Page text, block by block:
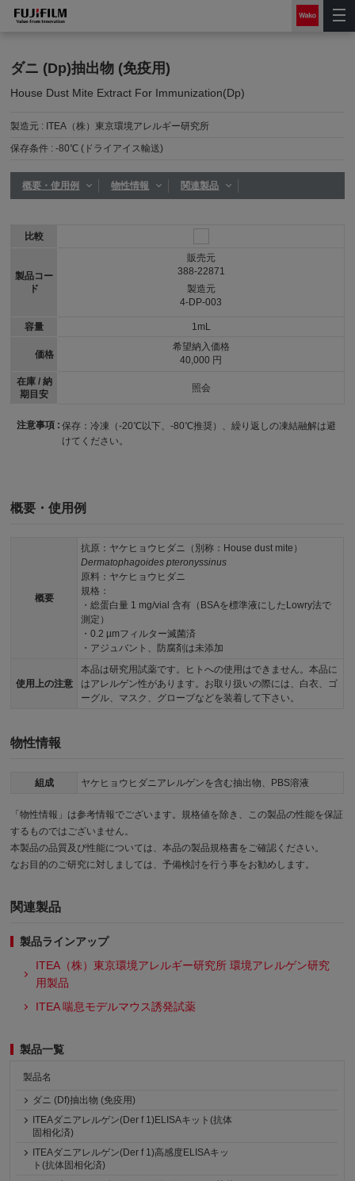
ダニ (Dp)抽出物 (免疫用)
House Dust Mite Extract For Immunization(Dp)
製造元 : ITEA（株）東京環境アレルギー研究所
保存条件 :-80℃ (ドライアイス輸送)
概要・使用例 物性情報 関連製品
比較
製品コー
ド
容量
価格
在庫 / 納
期目安
販売元
388-22871
製造元
4-DP-003
1mL
希望納入価格
40,000 円
照会
注意事項 : 保存：冷凍（-20℃以下、-80℃推奨）、繰り返しの凍結融解は避
けてください。
概要・使用例
概要
抗原：ヤケヒョウヒダニ（別称：House dust mite）
Dermatophagoides pteronyssinus
原料：ヤケヒョウヒダニ
規格：
・総蛋白量 1 mg/vial 含有（BSAを標準液にしたLowry法で
測定）
・0.2 µmフィルター滅菌済
・アジュバント、防腐剤は未添加
使用上の注意
本品は研究用試薬です。ヒトへの使用はできません。本品に
はアレルゲン性があります。お取り扱いの際には、白衣、ゴ
ーグル、マスク、グローブなどを装着して下さい。
物性情報
組成 ヤケヒョウヒダニアレルゲンを含む抽出物、PBS溶液
「物性情報」は参考情報でございます。規格値を除き、この製品の性能を保証
するものではございません。
本製品の品質及び性能については、本品の製品規格書をご確認ください。
なお目的のご研究に対しましては、予備検討を行う事をお勧めします。
関連製品
製品ラインアップ
ITEA（株）東京環境アレルギー研究所 環境アレルゲン研究
用製品
ITEA 喘息モデルマウス誘発試薬
製品一覧
製品名
ダニ (Df)抽出物 (免疫用)
ITEAダニアレルゲン(Der f 1)ELISAキット(抗体
固相化済)
ITEAダニアレルゲン(Der f 1)高感度ELISAキッ
ト(抗体固相化済)